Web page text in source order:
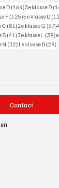
D(164)164 posts
3e klasse D
F (125)125 posts
5e klasse D
C(81)81 posts
2e klasse G (57)
B (41)41 posts
3e klasse L (39)
N (32)32 posts
1e klasse D (29)
Contact